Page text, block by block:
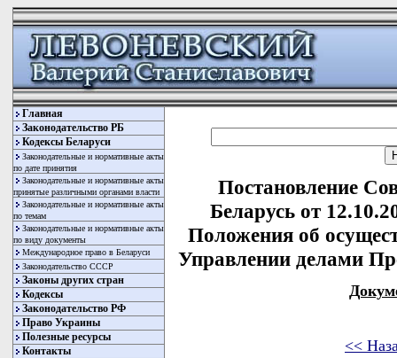
Главная
Законодательство РБ
Кодексы Беларуси
Законодательные и нормативные акты
по дате принятия
Законодательные и нормативные акты
принятые различными органами власти
Законодательные и нормативные акты
по темам
Законодательные и нормативные акты
по виду документы
Международное право в Беларуси
Законодательство СССР
Законы других стран
Кодексы
Законодательство РФ
Право Украины
Полезные ресурсы
Контакты
Постановление
Беларусь от
Положения об
Управлении делами
<<